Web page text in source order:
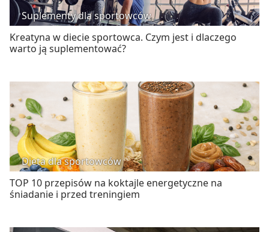
Suplementy dla sportowców
Kreatyna w diecie sportowca. Czym jest i dlaczego
warto ją suplementować?
Dieta dla sportowców
TOP 10 przepisów na koktajle energetyczne na
śniadanie i przed treningiem